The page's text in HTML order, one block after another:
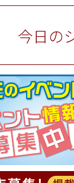
ジモア見た」
と新品商品は
9月30日
特典★ お会計
ドメイドショ
9月30日まで
定①】初回割引
メンズ専門ワ
））
9月30日
特典2】コー
飲み放題）（
オーレ））
9月30日
今日の